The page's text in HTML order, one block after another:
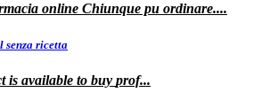
online Chiunque pu ordinare....
senza ricetta
is available to buy prof...